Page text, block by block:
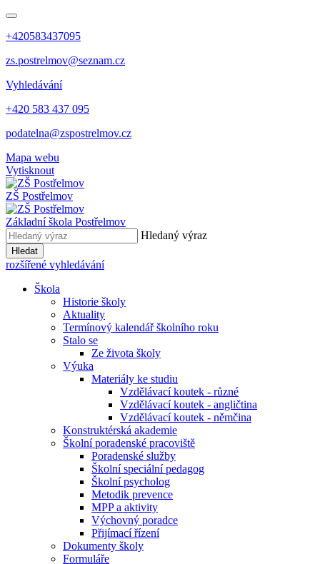
+420583437095
zs.postrelmov@seznam.cz
Vyhledávání
+420 583 437 095
podatelna@zspostrelmov.cz
Mapa webu
Vytisknout
ZŠ Postřelmov
Základní škola Postřelmov
Hledaný výraz
Hledat
rozšířené vyhledávání
Škola
Historie školy
Aktuality
Termínový kalendář školního roku
Stalo se
Ze života školy
Výuka
Materiály ke studiu
Vzdělávací koutek - různé
Vzdělávací koutek - angličtina
Vzdělávací koutek - němčina
Konstruktérská akademie
Školní poradenské pracoviště
Poradenské služby
Školní speciální pedagog
Školní psycholog
Metodik prevence
MPP a aktivity
Výchovný poradce
Přijímací řízení
Dokumenty školy
Formuláře